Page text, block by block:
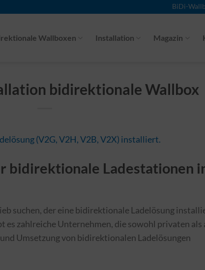
BiDi-
Wallboxen Installation Magazin
bidirektionale Wallbox
bidirektionale Ladestationen
suchen, der eine bidirektionale Ladelösung
es zahlreiche Unternehmen, die sowohl privaten als
Umsetzung von bidirektionalen Ladelösungen